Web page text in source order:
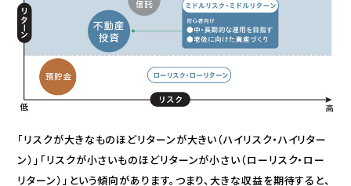
「リスクが大きなものほどリターンが大きい（ハイリスク・ハイリター
ン）」「リスクが小さいものほどリターンが小さい（ローリスク・ロー
リターン）」という傾向があります。つまり、大きな収益を期待すると、